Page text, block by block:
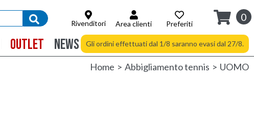
OUTLET NEWS Spedizione gratuita a partire da 94 €
Gli ordini effettuati dal 1/8 saranno evasi dal 27/8.
0
Rivenditori Area clienti Preferiti
Home Abbigliamento tennis UOMO